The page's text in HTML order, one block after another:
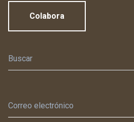
Colabora